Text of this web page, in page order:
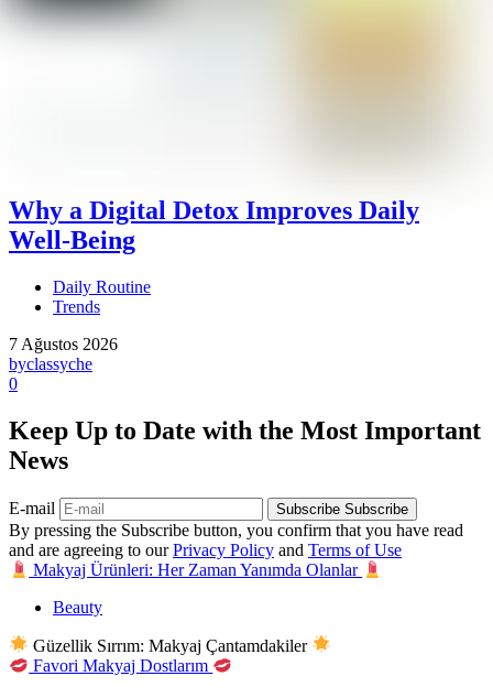
Why a Digital Detox Improves Daily
Well-Being
Daily Routine
Trends
7 Ağustos 2026
byclassyche
0
Keep Up to Date with the Most Important
News
E-mail Subscribe Subscribe
By pressing the Subscribe button, you confirm that you have read
and are agreeing to ourPrivacy Policy and Terms of Use
Makyaj Ürünleri: Her Zaman Yanımda Olanlar
Beauty
Güzellik Sırrım: Makyaj Çantamdakiler
Favori Makyaj Dostlarım